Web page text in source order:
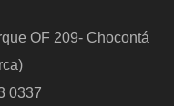
OF 209- Chocontá
0337